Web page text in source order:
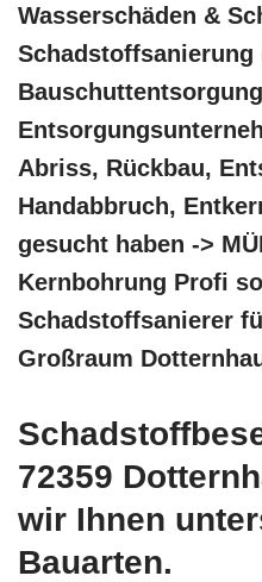
Wasserschäden &
Schadstoffsanierung
Abriss, Rückbau,
Handabbruch,
gesucht haben ->
Kernbohrung Profi
Schadstoffsanierer
Großraum
72359
wir Ihnen
Bauarten.